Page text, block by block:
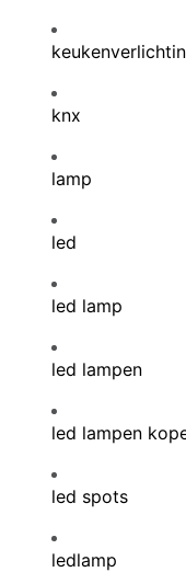
knx
lamp
led
led lamp
led lampen
led lampen
led spots
ledlamp